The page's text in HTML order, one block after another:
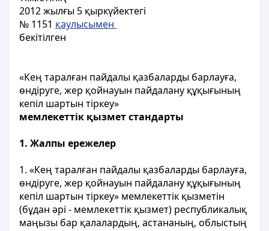
2012 жылғы 5 қыркүйектегі
№ 1151 қаулысымен
бекітілген
«Кең таралған пайдалы қазбаларды барлауға,
өндіруге, жер қойнауын пайдалану құқығының
кепіл шартын тіркеу»
мемлекеттік қызмет стандарты
1. Жалпы ережелер
1. «Кең таралған пайдалы қазбаларды барлауға,
өндіруге, жер қойнауын пайдалану құқығының
кепіл шартын тіркеу» мемлекеттік қызметін
(бұдан әрі - мемлекеттік қызмет) республикалық
маңызы бар қалалардың, астананың, облыстың